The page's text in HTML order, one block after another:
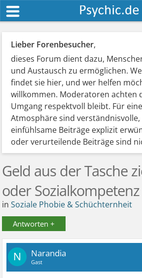
Lieber Forenbesucher,
dieses Forum dient dazu,
und Austausch zu ermöglichen.
findet sie hier, und wer helfen
willkommen. Moderatoren achten
Umgang respektvoll bleibt. Für
Atmosphäre sind
einfühlsame Beiträge explizit
oder verurteilende Beiträge sind
Geld aus der Tasche
oder Sozialkompetenz
inSoziale Phobie & Schüchternheit
Antworten +
N Narandia
Gast